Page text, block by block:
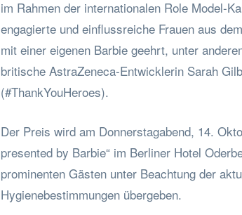
im Rahmen der internationalen Role Model-
engagierte und einflussreiche Frauen aus
mit einer eigenen Barbie geehrt, unter
britische AstraZeneca-Entwicklerin Sarah
(#ThankYouHeroes).
Der Preis wird am Donnerstagabend, 14.
presented by Barbie“ im Berliner Hotel
prominenten Gästen unter Beachtung der
Hygienebestimmungen übergeben.